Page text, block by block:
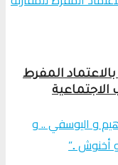
المفرط
الاجتماعية